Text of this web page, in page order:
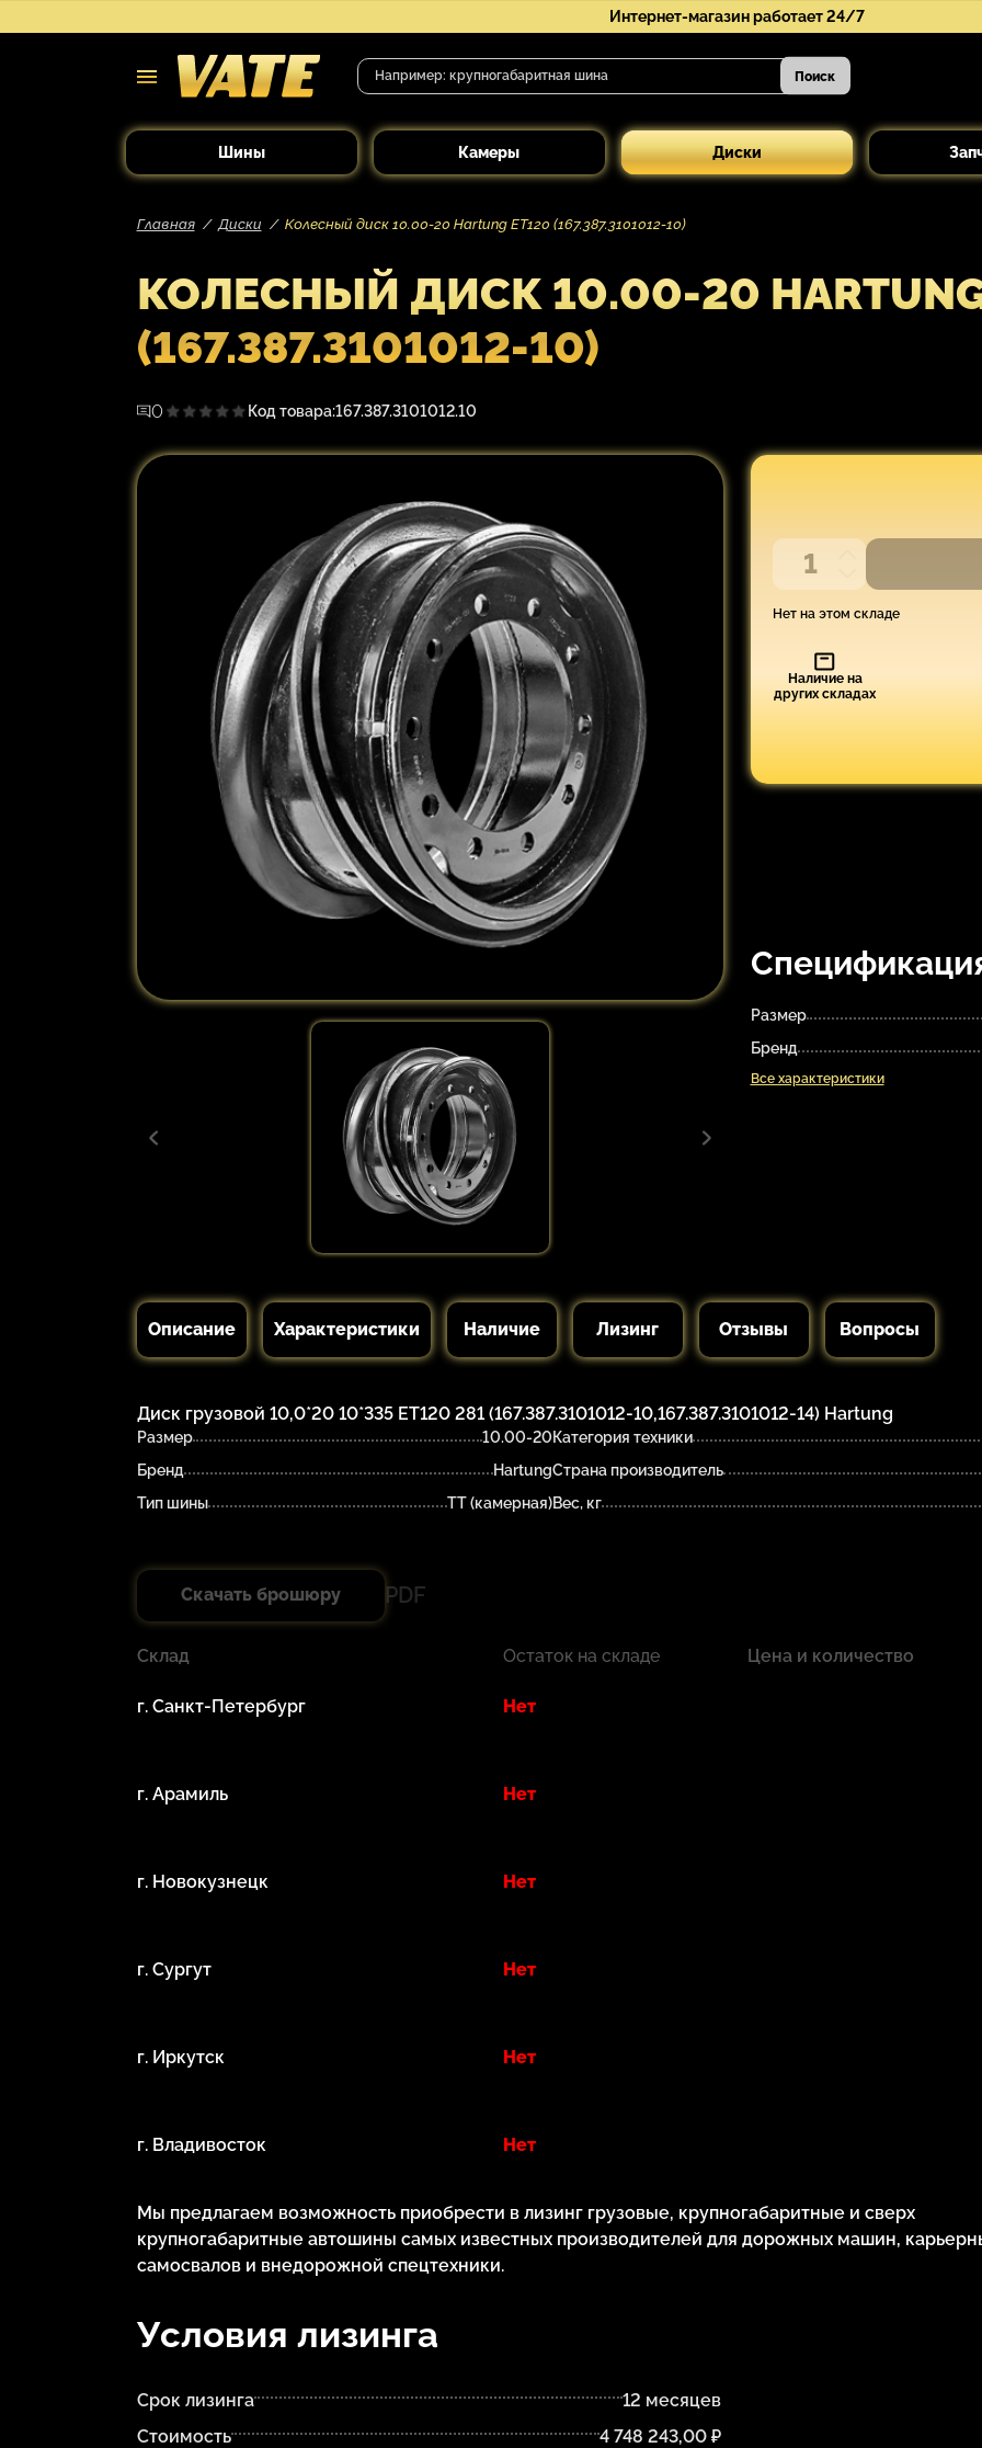
Интернет-магазин работает 24/7
Поиск
Шины Камеры Диски
Главная Диски Колесный диск 10.00-20 Hartung ET120 (167.387.3101012-10)
КОЛЕСНЫЙ ДИСК 10.00-20
(167.387.3101012-10)
0 Код товара:167.387.3101012.10
Размер
Бренд
Все характеристики
Нет на этом складе
Наличие на
других складах
Описание Характеристики Наличие Лизинг Отзывы Вопросы
Диск грузовой 10,0*20 10*335 ET120 281 (167.387.3101012-10,167.387.3101012-14) Hartung
Размер
10.00-20
Бренд
Hartung
Тип шины
TT (камерная)
Категория техники
Страна производитель
Вес, кг
Скачать брошюру PDF
Склад Остаток на складе Цена и количество
г. Санкт-Петербург Нет
г. Арамиль Нет
г. Новокузнецк Нет
г. Сургут Нет
г. Иркутск Нет
г. Владивосток Нет
Мы предлагаем возможность приобрести в лизинг грузовые, крупногабаритные и сверх
крупногабаритные автошины самых известных производителей для дорожных машин,
самосвалов и внедорожной спецтехники.
Условия лизинга
Срок лизинга
12 месяцев
Стоимость
4 748 243,00 ₽